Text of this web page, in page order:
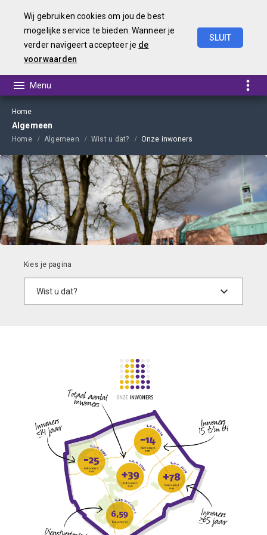
Wij gebruiken cookies om jou de best
mogelijke service te bieden. Wanneer je
verder navigeert accepteer je de
voorwaarden
SLUIT
Home
Algemeen
Home Algemeen Wist u dat? Onze inwoners